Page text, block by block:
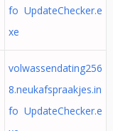
fo UpdateChecker.e
xe
volwassendating256
8.neukafspraakjes.in
fo UpdateChecker.e